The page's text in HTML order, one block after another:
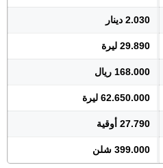
2.030 دينار
29.890 ليرة
168.000 ريال
62.650.000 ليرة
27.790 أوقية
399.000 شلن